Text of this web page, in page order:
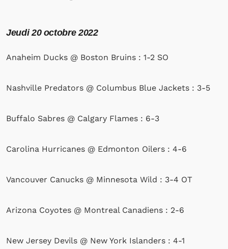
Jeudi20 octobre 2022
Anaheim Ducks @ Boston Bruins : 1-2 SO
Nashville Predators @ Columbus Blue Jackets : 3-5
Buffalo Sabres @ Calgary Flames : 6-3
Carolina Hurricanes @ Edmonton Oilers : 4-6
Vancouver Canucks @ Minnesota Wild : 3-4 OT
Arizona Coyotes @ Montreal Canadiens : 2-6
New Jersey Devils @ New York Islanders : 4-1